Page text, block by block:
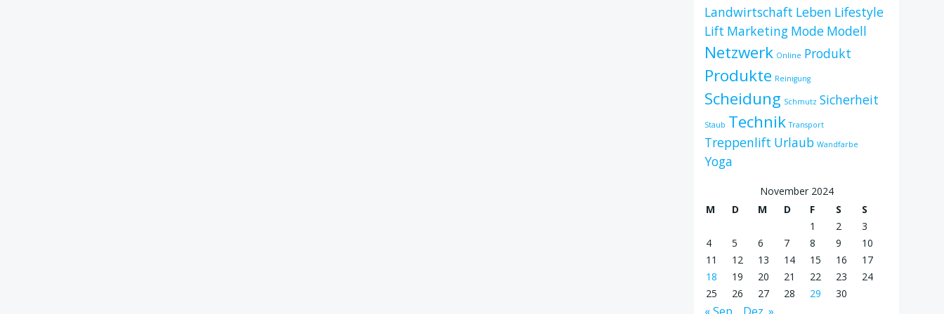
Landwirtschaft Leben Lifestyle
Lift Marketing Mode Modell
Netzwerk Online Produkt
Produkte Reinigung
Scheidung Schmutz Sicherheit
Staub Technik Transport
Treppenlift Urlaub Wandfarbe
Yoga
November 2024
M
D M D F S
S
1
2
3
4
5 6 7 8 9
10
11
12 13 14 15 16
17
18
19 20 21 22 23
24
25
26 27 28 29 30